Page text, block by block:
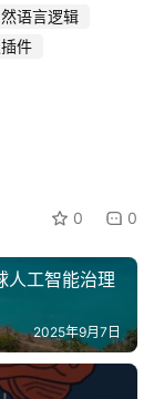
语言逻辑
件
0 0
人工智能治理
2025年9月7日